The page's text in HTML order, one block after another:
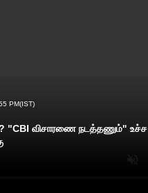
PM(IST)
"CBI விசாரணை நடத்தணும்" உச்ச